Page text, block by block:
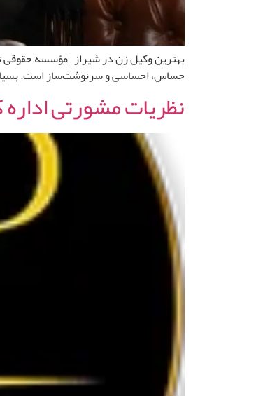
بهترین وکیل زن در شیراز | مؤسسه حقوقی
حساس، احساسی و سرنوشت‌ساز است. بسیاری
نظریات مشورتی اداره